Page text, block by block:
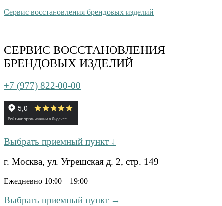
Сервис восстановления брендовых изделий
СЕРВИС ВОССТАНОВЛЕНИЯ
БРЕНДОВЫХ ИЗДЕЛИЙ
+7 (977) 822-00-00
Выбрать приемный пункт ↓
г. Москва, ул. Угрешская д. 2, стр. 149
Ежедневно 10:00 – 19:00
Выбрать приемный пункт →